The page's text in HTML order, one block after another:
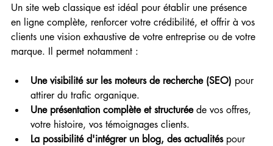
Un site web classique est idéal pour établir une présence
en ligne complète, renforcer votre crédibilité, et offrir à vos
clients une vision exhaustive de votre entreprise ou de votre
marque. Il permet notamment :
Une visibilité sur les moteurs de recherche (SEO) pour
attirer du trafic organique.
Une présentation complète et structurée de vos offres,
votre histoire, vos témoignages clients.
La possibilité d'intégrer un blog, des actualités pour